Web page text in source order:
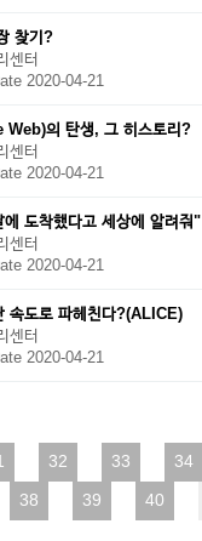
찾기?
센터
2020-04-21
의 탄생, 그 히스토리?
센터
2020-04-21
도착했다고 세상에 알려줘"
센터
2020-04-21
속도로 파헤친다?(ALICE)
센터
2020-04-21
32 33 34
38 39 40